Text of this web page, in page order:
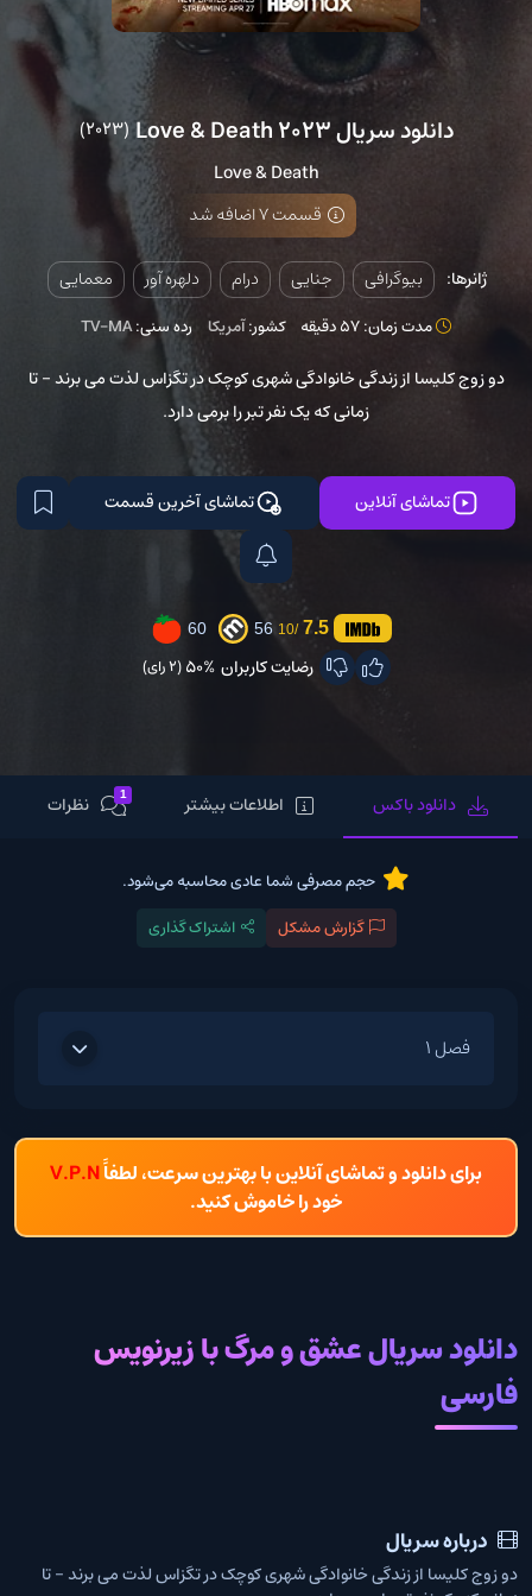
دانلود سریال Love & Death 2023 (2023)
Love & Death
قسمت 7 اضافه شد
ژانرها: بیوگرافی جنایی درام دلهره آور معمایی
مدت زمان: 57 دقیقه کشور:آمریکا رده سنی:TV-MA
دو زوج کلیسا از زندگی خانوادگی شهری کوچک در تگزاس لذت می برند - تا
زمانی که یک نفر تبر را برمی دارد.
تماشای آنلاین تماشای آخرین قسمت
7.5
/10
56
60
رضایت کاربران 50% (2 رای)
دانلود باکس اطلاعات بیشتر 1 نظرات
حجم مصرفی شما عادی محاسبه می‌شود.
گزارش مشکل
اشتراک گذاری
فصل 1
برای دانلود و تماشای آنلاین با بهترین سرعت، لطفاًV.P.N
خود را خاموش کنید.
دانلود سریال عشق و مرگ با زیرنویس
فارسی
درباره سریال
دو زوج کلیسا از زندگی خانوادگی شهری کوچک در تگزاس لذت می برند - تا